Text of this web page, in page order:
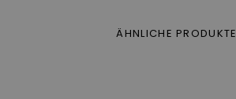
ÄHNLICHE PRODUKTE